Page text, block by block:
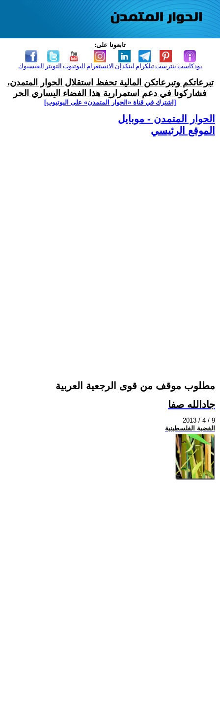
تابعونا على:
الفيسبوك التويتر اليوتيوب الانستغرام لينكدإن تيلكرامبنترست بودكاست
تبرعاتكم وتبرعاتكن المالية تحفظ استقلال الحوار المتمدن،
فشاركونا في دعم استمرارية هذا الفضاء اليساري الحر
[اشترك في قناة ‫«الحوار المتمدن» على اليوتيوب]
الحوار المتمدن - موبايل
الموقع الرئيسي
مطلوب موقف من قوى الرجعية العربية
جادالله صفا
2013 / 4 / 9
القضية الفلسطينية